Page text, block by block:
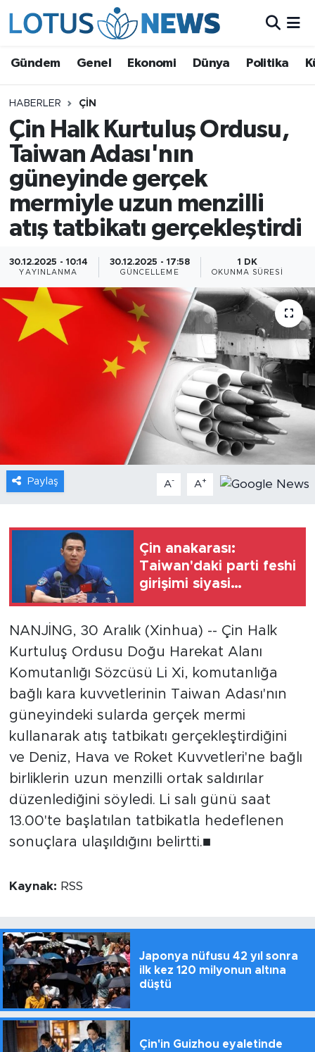
Gündem Genel Ekonomi Dünya Politika
HABERLER ÇIN
Çin Halk Kurtuluş Ordusu,
Taiwan Adası'nın
güneyinde gerçek
mermiyle uzun menzilli
atış tatbikatı gerçekleştirdi
30.12.2025 - 10:14
YAYINLANMA
30.12.2025 - 17:58
GÜNCELLEME
1 DK
OKUNMA SÜRESI
Paylaş A- A+
Çin anakarası:
Taiwan'daki parti feshi
girişimi siyasi
NANJİNG, 30 Aralık (Xinhua) -- Çin Halk
Kurtuluş Ordusu Doğu Harekat Alanı
Komutanlığı Sözcüsü Li Xi, komutanlığa
bağlı kara kuvvetlerinin Taiwan Adası'nın
güneyindeki sularda gerçek mermi
kullanarak atış tatbikatı gerçekleştirdiğini
ve Deniz, Hava ve Roket Kuvvetleri'ne bağlı
birliklerin uzun menzilli ortak saldırılar
düzenlediğini söyledi. Li salı günü saat
13.00'te başlatılan tatbikatla hedeflenen
sonuçlara ulaşıldığını belirtti.■
Kaynak: RSS
Japonya nüfusu 42 yıl sonra
ilk kez 120 milyonun altına
düştü
Çin'in Guizhou eyaletinde
Ekonomi
Dünya
Politika
Kültür - Sanat ve Tarih
Yaşam
Bilim ve Teknoloji
Çin Fuarları
Gündem
Xinhua
Seyahat